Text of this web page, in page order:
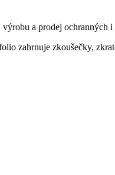
a prodej
zahrnuje zkoušečky,